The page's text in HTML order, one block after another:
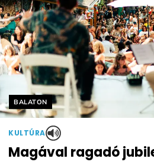
Helyszín címkék:
BALATON
KULTÚRA
Magával ragadó